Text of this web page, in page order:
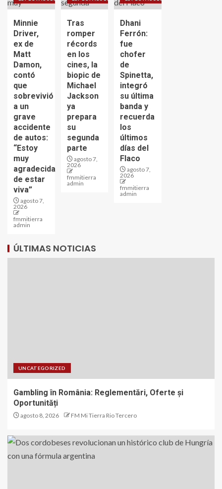
Minnie
Driver,
ex de
Matt
Damon,
contó
que
sobrevivió
a un
grave
accidente
de autos:
“Estoy
muy
agradecida
de estar
viva”
agosto 7,
2026
fmmitierra
admin
Tras
romper
récords
en los
cines, la
biopic de
Michael
Jackson
ya
prepara
su
segunda
parte
agosto 7,
2026
fmmitierra
admin
Dhani
Ferrón:
fue
chofer
de
Spinetta,
integró
su última
banda y
recuerda
los
últimos
días del
Flaco
agosto 7,
2026
fmmitierra
admin
ÚLTIMAS NOTICIAS
UNCATEGORIZED
Gambling în România: Reglementări, Oferte și
Oportunități
agosto 8, 2026 FM Mi Tierra Rio Tercero